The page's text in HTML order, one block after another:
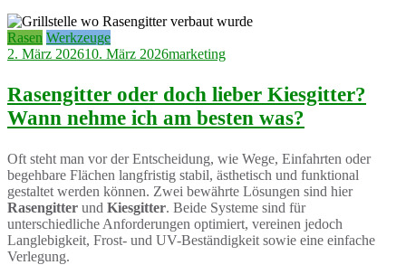
Rasen Werkzeuge
2. März 202610. März 2026marketing
Rasengitter oder doch lieber Kiesgitter?
Wann nehme ich am besten was?
Oft steht man vor der Entscheidung, wie Wege, Einfahrten oder
begehbare Flächen langfristig stabil, ästhetisch und funktional
gestaltet werden können. Zwei bewährte Lösungen sind hier
Rasengitter und Kiesgitter. Beide Systeme sind für
unterschiedliche Anforderungen optimiert, vereinen jedoch
Langlebigkeit, Frost- und UV-Beständigkeit sowie eine einfache
Verlegung.